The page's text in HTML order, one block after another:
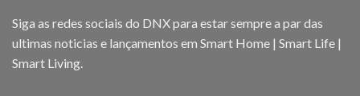
Siga as redes sociais do DNX para estar sempre a par das
ultimas noticias e lançamentos em Smart Home | Smart Life |
Smart Living.